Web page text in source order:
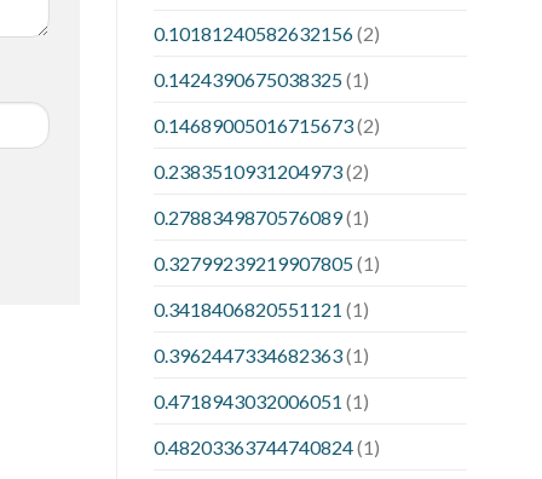
0.10181240582632156(2)
0.1424390675038325(1)
0.14689005016715673(2)
0.2383510931204973(2)
0.2788349870576089(1)
0.32799239219907805(1)
0.3418406820551121 (1)
0.3962447334682363(1)
0.4718943032006051 (1)
0.48203363744740824(1)